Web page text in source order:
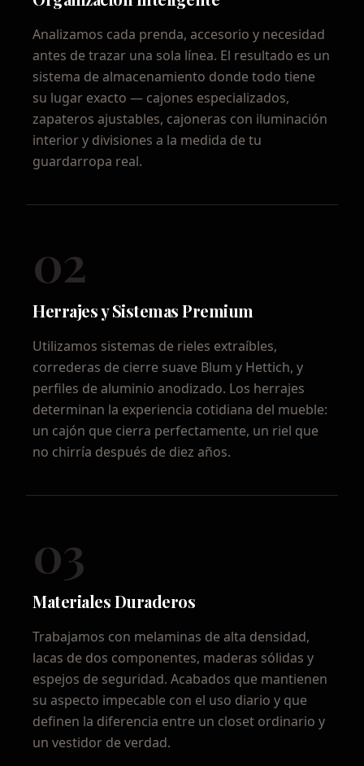
Analizamos cada prenda, accesorio y necesidad
antes de trazar una sola línea. El resultado es un
sistema de almacenamiento donde todo tiene
su lugar exacto — cajones especializados,
zapateros ajustables, cajoneras con iluminación
interior y divisiones a la medida de tu
guardarropa real.
02
Herrajes y Sistemas Premium
Utilizamos sistemas de rieles extraíbles,
correderas de cierre suave Blum y Hettich, y
perfiles de aluminio anodizado. Los herrajes
determinan la experiencia cotidiana del mueble:
un cajón que cierra perfectamente, un riel que
no chirría después de diez años.
03
Materiales Duraderos
Trabajamos con melaminas de alta densidad,
lacas de dos componentes, maderas sólidas y
espejos de seguridad. Acabados que mantienen
su aspecto impecable con el uso diario y que
definen la diferencia entre un closet ordinario y
un vestidor de verdad.